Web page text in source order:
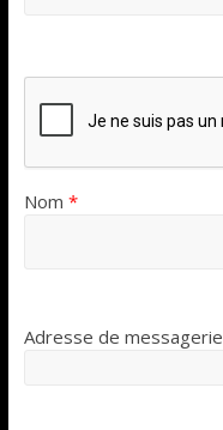
Nom *
Adresse de messagerie